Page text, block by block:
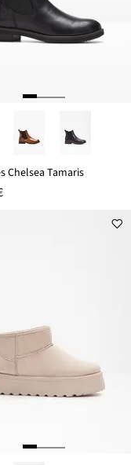
Chelsea Tamaris